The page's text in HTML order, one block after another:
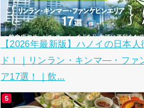
【2026年最新版】ハノイの日本人
ド！｜リンラン・キンマ―・ファ
ア17選！｜飲...